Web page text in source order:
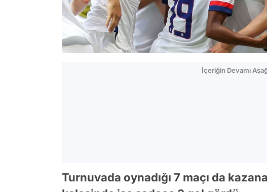
İçeriğin Devamı
Turnuvada oynadığı 7 maçı da